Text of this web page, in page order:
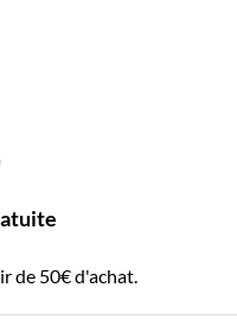
de 50€ d'achat.